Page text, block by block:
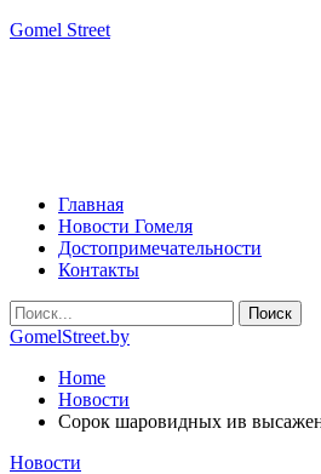
Gomel Street
Главная
Новости Гомеля
Достопримечательности
Контакты
GomelStreet.by
Home
Новости
Сорок шаровидных ив
Новости